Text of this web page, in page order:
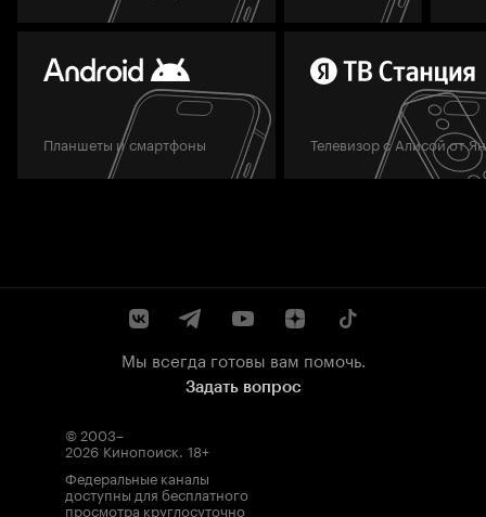
Планшеты и смартфоны Телевизор с Алисой от
Мы всегда готовы вам помочь.
Задать вопрос
© 2003–
2026 Кинопоиск. 18+
Федеральные каналы
доступны для бесплатного
просмотра круглосуточно